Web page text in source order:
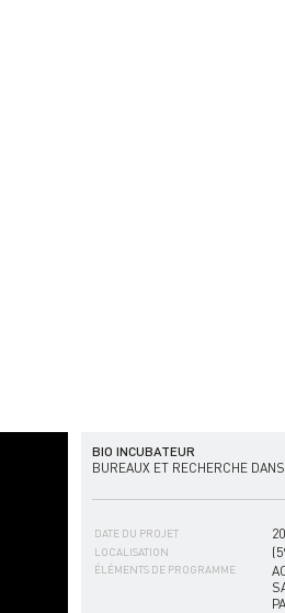
BIO INCUBATEUR
BUREAUX ET RECHERCHE
DATE DU PROJET
LOCALISATION
ÉLÉMENTS DE PROGRAMME